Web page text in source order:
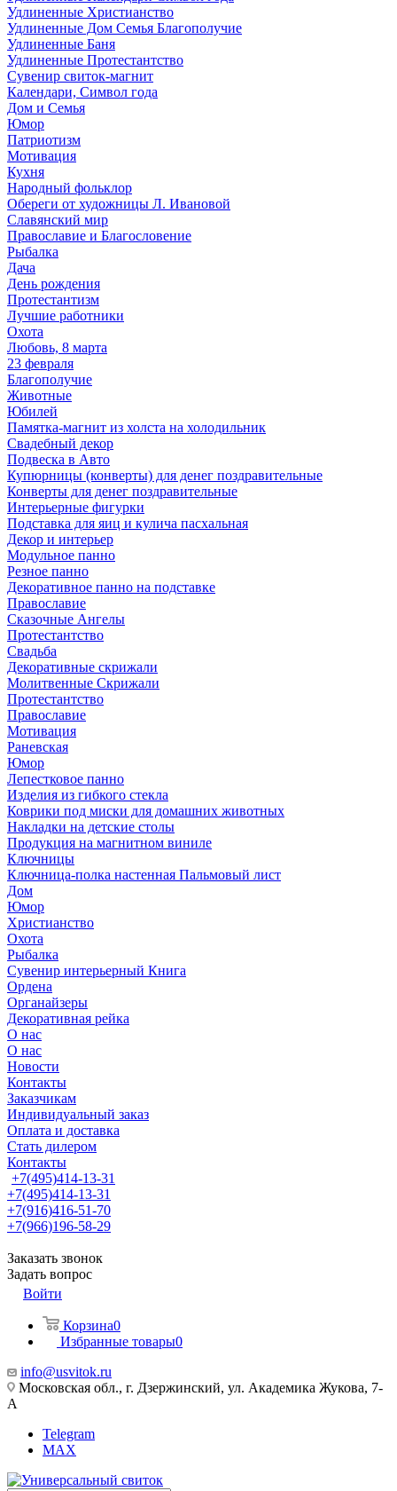
Удлиненные Христианство
Удлиненные Дом Семья Благополучие
Удлиненные Баня
Удлиненные Протестантство
Сувенир свиток-магнит
Календари, Символ года
Дом и Семья
Юмор
Патриотизм
Мотивация
Кухня
Народный фольклор
Обереги от художницы Л. Ивановой
Славянский мир
Православие и Благословение
Рыбалка
Дача
День рождения
Протестантизм
Лучшие работники
Охота
Любовь, 8 марта
23 февраля
Благополучие
Животные
Юбилей
Памятка-магнит из холста на холодильник
Свадебный декор
Подвеска в Авто
Купюрницы (конверты) для денег поздравительные
Конверты для денег поздравительные
Интерьерные фигурки
Подставка для яиц и кулича пасхальная
Декор и интерьер
Модульное панно
Резное панно
Декоративное панно на подставке
Православие
Сказочные Ангелы
Протестантство
Свадьба
Декоративные скрижали
Молитвенные Скрижали
Протестантство
Православие
Мотивация
Раневская
Юмор
Лепестковое панно
Изделия из гибкого стекла
Коврики под миски для домашних животных
Накладки на детские столы
Продукция на магнитном виниле
Ключницы
Ключница-полка настенная Пальмовый лист
Дом
Юмор
Христианство
Охота
Рыбалка
Сувенир интерьерный Книга
Ордена
Органайзеры
Декоративная рейка
О нас
О нас
Новости
Контакты
Заказчикам
Индивидуальный заказ
Оплата и доставка
Стать дилером
Контакты
+7(495)414-13-31
+7(495)414-13-31
+7(916)416-51-70
+7(966)196-58-29
Заказать звонок
Задать вопрос
Войти
Корзина0
Избранные товары0
info@usvitok.ru
Московская обл., г. Дзержинский, ул. Академика Жукова, 7-
А
Telegram
MAX